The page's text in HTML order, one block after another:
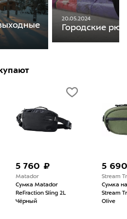
20.05.2024
Городские
5 760 ₽
Matador
Сумка Matador
ReFraction Sling 2L
Чёрный
5
Stream
Сумка
Stream
Olive